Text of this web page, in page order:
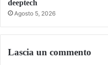
deeptech
Agosto 5, 2026
Lascia un commento